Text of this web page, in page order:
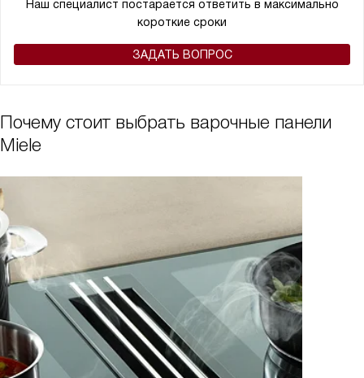
Наш специалист постарается ответить в максимально
короткие сроки
ЗАДАТЬ ВОПРОС
Почему стоит выбрать варочные панели
Miele